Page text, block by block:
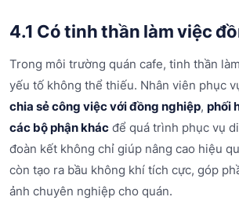
4.1 Có tinh thần làm việc
Trong môi trường quán cafe, tinh thần
yếu tố không thể thiếu. Nhân viên phục
chia sẻ công việc với đồng nghiệp, phối
các bộ phận khác để quá trình phục vụ
đoàn kết không chỉ giúp nâng cao hiệu
còn tạo ra bầu không khí tích cực, góp
ảnh chuyên nghiệp cho quán.